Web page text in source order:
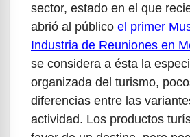
sector, estado en el que
abrió al público el primer
Industria de Reuniones en
se considera a ésta la
organizada del turismo,
diferencias entre las
actividad. Los productos